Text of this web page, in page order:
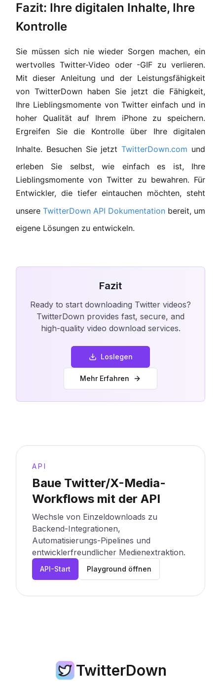
Fazit: Ihre digitalen Inhalte, Ihre
Kontrolle
Sie müssen sich nie wieder Sorgen machen, ein
wertvolles Twitter-Video oder -GIF zu verlieren.
Mit dieser Anleitung und der Leistungsfähigkeit
von TwitterDown haben Sie jetzt die Fähigkeit,
Ihre Lieblingsmomente von Twitter einfach und in
hoher Qualität auf Ihrem iPhone zu speichern.
Ergreifen Sie die Kontrolle über Ihre digitalen
Inhalte. Besuchen Sie jetztTwitterDown.com und
erleben Sie selbst, wie einfach es ist, Ihre
Lieblingsmomente von Twitter zu bewahren. Für
Entwickler, die tiefer eintauchen möchten, steht
unsere TwitterDown API Dokumentation bereit, um
eigene Lösungen zu entwickeln.
Fazit
Ready to start downloading Twitter videos?
TwitterDown provides fast, secure, and
high-quality video download services.
Loslegen
Mehr Erfahren
API
Baue Twitter/X-Media-
Workflows mit der API
Wechsle von Einzeldownloads zu
Backend-Integrationen,
Automatisierungs-Pipelines und
entwicklerfreundlicher Medienextraktion.
API-Start Playground öffnen
TwitterDown